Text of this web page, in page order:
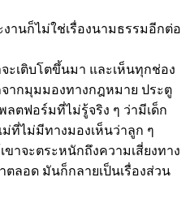
านก็ไม่ใช่เรื่องนามธรรมอีกต่อ
ะเติบโตขึ้นมา และเห็นทุกช่อง
ากมุมมองทางกฎหมาย ประตู
ตฟอร์มที่ไม่รู้จริง ๆ ว่ามีเด็ก
ไม่มีทางมองเห็นว่าลูก ๆ
าจะตระหนักถึงความเสี่ยงทาง
ลอด มันก็กลายเป็นเรื่องส่วน